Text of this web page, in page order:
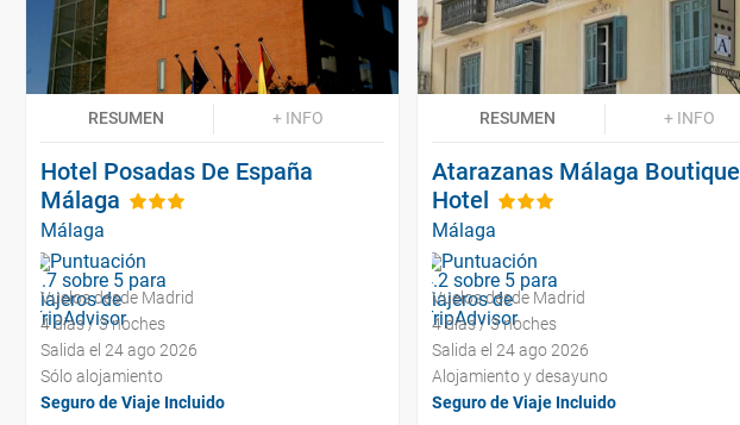
RESUMEN + INFO
Hotel Posadas De España
Málaga
Málaga
Vuelos desde Madrid
4 días / 3 noches
Salida el 24 ago 2026
Sólo alojamiento
Seguro de Viaje Incluido
RESUMEN + INFO
Atarazanas Málaga Boutique
Hotel
Málaga
Vuelos desde Madrid
4 días / 3 noches
Salida el 24 ago 2026
Alojamiento y desayuno
Seguro de Viaje Incluido